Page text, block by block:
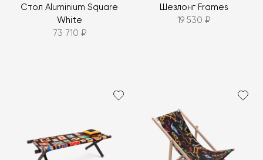
Стол Aluminium Square
White
73 710 ₽
Шезлонг Frames
19 530 ₽